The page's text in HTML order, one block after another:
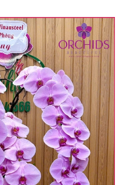
trong nội thành,
yêu cầu khách
các cửa hàng
hoa tận nơi, mỗi
nhau (tùy vào chi
nên giá có thể sẽ
website. Khách
chủ động hỏi lại
sẽ chủ động báo giá
hàng cụ thể.